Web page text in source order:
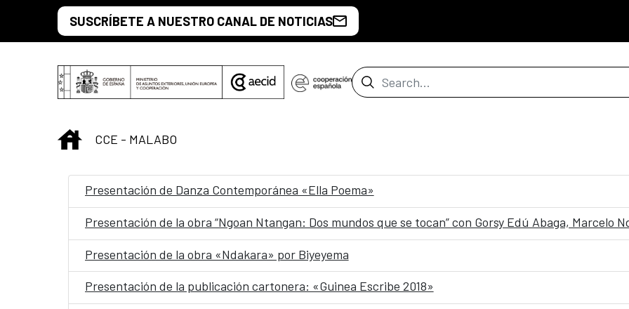
Skip to Main ContentSUSCRÍBETE A NUESTRO CANAL DE NOTICIAS
Search Bar
INICIO
CCE - MALABO
Presentación de Danza Contemporánea «Ella Poema»
Presentación de la obra “Ngoan Ntangan: Dos mundos que se tocan” con Gorsy Edú Abaga, Marcelo
Presentación de la obra «Ndakara» por Biyeyema
Presentación de la publicación cartonera: «Guinea Escribe 2018»